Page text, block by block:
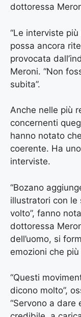
dottoressa
“Le interviste
possa ancora
provocata
Meroni. “Non
subita”.
Anche nelle più
concernenti
hanno notato
coerente. Ha
interviste.
“Bozano
illustratori con le
volto”, fanno
dottoressa
dell’uomo, si
emozioni che
“Questi
dicono molto”,
“Servono a dare